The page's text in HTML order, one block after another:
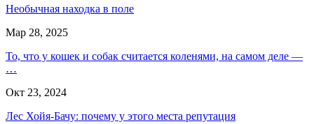
Необычная находка в поле
Мар 28, 2025
То, что у кошек и собак считается коленями, на самом деле —
…
Окт 23, 2024
Лес Хойя-Бачу: почему у этого места репутация